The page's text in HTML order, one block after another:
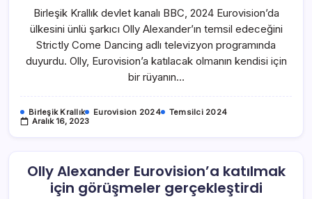
Birleşik Krallık devlet kanalı BBC, 2024 Eurovision’da
ülkesini ünlü şarkıcı Olly Alexander’ın temsil edeceğini
Strictly Come Dancing adlı televizyon programında
duyurdu. Olly, Eurovision’a katılacak olmanın kendisi için
bir rüyanın…
Birleşik Krallık Eurovision 2024
Temsilci 2024
Aralık 16, 2023
Olly Alexander Eurovision’a katılmak
için görüşmeler gerçekleştirdi